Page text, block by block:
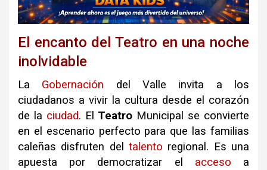
El encanto del Teatro en una noche
inolvidable
La Gobernación del Valle invita a los
ciudadanos a vivir la cultura desde el corazón
de la ciudad. El Teatro Municipal se convierte
en el escenario perfecto para que las familias
caleñas disfruten del talento regional. Es una
apuesta por democratizar el acceso a